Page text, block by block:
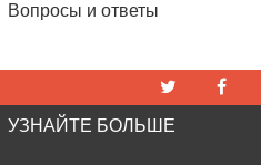
Вопросы и ответы
УЗНАЙТЕ БОЛЬШЕ